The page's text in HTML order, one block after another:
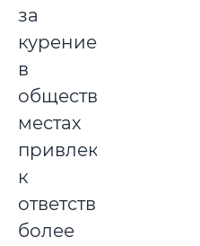
за
курение
в
общественных
местах
привлекли
к
ответственности
более